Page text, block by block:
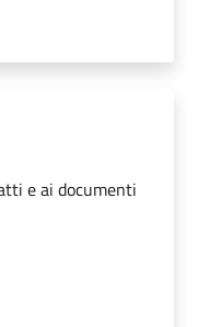
e ai documenti